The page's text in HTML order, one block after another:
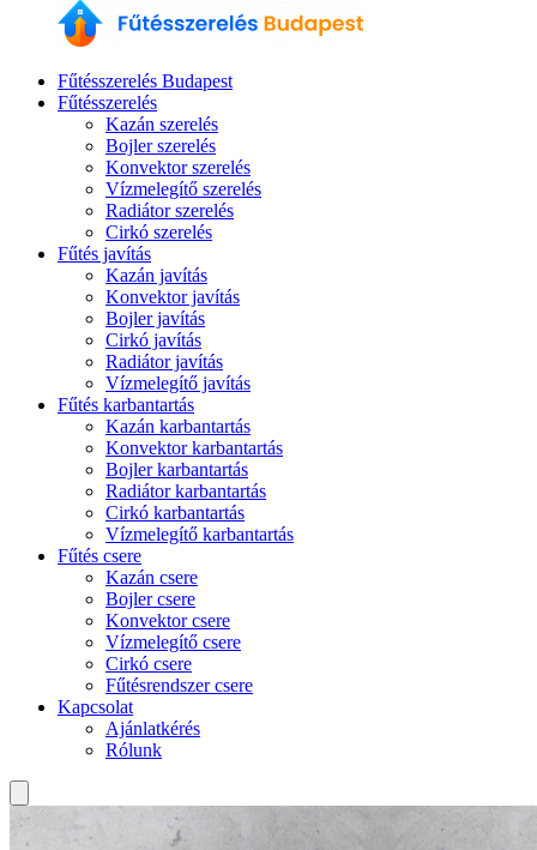
Fűtésszerelés Budapest
Fűtésszerelés
Kazán szerelés
Bojler szerelés
Konvektor szerelés
Vízmelegítő szerelés
Radiátor szerelés
Cirkó szerelés
Fűtés javítás
Kazán javítás
Konvektor javítás
Bojler javítás
Cirkó javítás
Radiátor javítás
Vízmelegítő javítás
Fűtés karbantartás
Kazán karbantartás
Konvektor karbantartás
Bojler karbantartás
Radiátor karbantartás
Cirkó karbantartás
Vízmelegítő karbantartás
Fűtés csere
Kazán csere
Bojler csere
Konvektor csere
Vízmelegítő csere
Cirkó csere
Fűtésrendszer csere
Kapcsolat
Ajánlatkérés
Rólunk